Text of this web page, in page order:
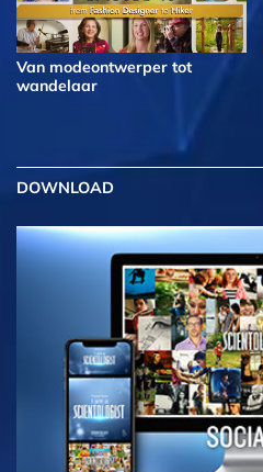
Van modeontwerper tot
wandelaar
DOWNLOAD